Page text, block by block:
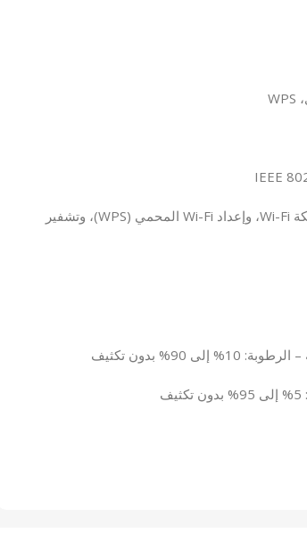
الأمان اللاسلكي: WPA وWPA2 (الوصول المحمي عبر شبكة Wi-Fi، وإعداد Wi-Fi المحمي (WPS)، وتشفير